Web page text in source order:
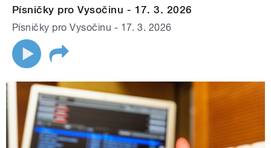
Písničky pro Vysočinu - 17. 3. 2026
Písničky pro Vysočinu - 17. 3. 2026